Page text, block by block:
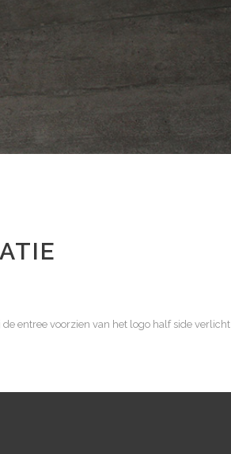
entree voorzien van het logo half side verlicht